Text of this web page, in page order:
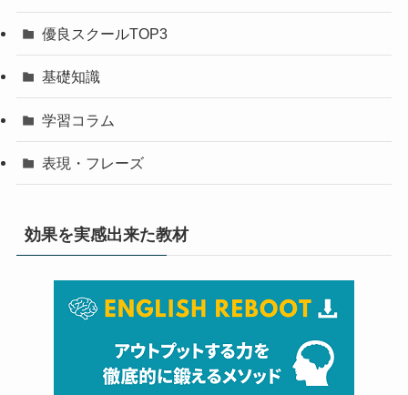
優良スクールTOP3
基礎知識
学習コラム
表現・フレーズ
効果を実感出来た教材